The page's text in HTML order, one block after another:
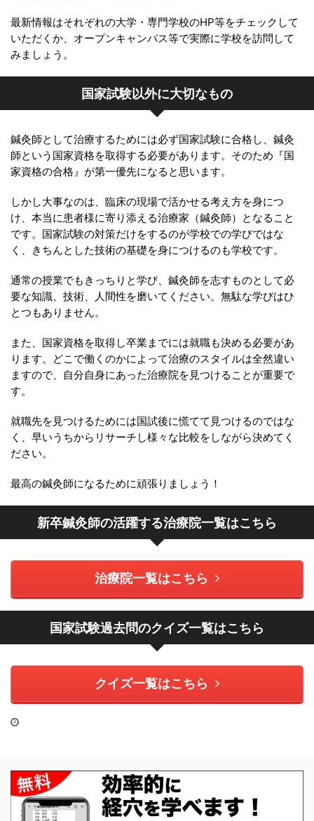
最新情報はそれぞれの大学・専門学校のHP等をチェックして
いただくか、オープンキャンパス等で実際に学校を訪問して
みましょう。
国家試験以外に大切なもの
鍼灸師として治療するためには必ず国家試験に合格し、鍼灸
師という国家資格を取得する必要があります。そのため『国
家資格の合格』が第一優先になると思います。
しかし大事なのは、臨床の現場で活かせる考え方を身につ
け、本当に患者様に寄り添える治療家（鍼灸師）となること
です。国家試験の対策だけをするのが学校での学びではな
く、きちんとした技術の基礎を身につけるのも学校です。
通常の授業でもきっちりと学び、鍼灸師を志すものとして必
要な知識、技術、人間性を磨いてください。無駄な学びはひ
とつもありません。
また、国家資格を取得し卒業までには就職も決める必要があ
ります。どこで働くのかによって治療のスタイルは全然違い
ますので、自分自身にあった治療院を見つけることが重要で
す。
就職先を見つけるためには国試後に慌てて見つけるのではな
く、早いうちからリサーチし様々な比較をしながら決めてく
ださい。
最高の鍼灸師になるために頑張りましょう！
新卒鍼灸師の活躍する治療院一覧はこちら
治療院一覧はこちら
国家試験過去問のクイズ一覧はこちら
クイズ一覧はこちら